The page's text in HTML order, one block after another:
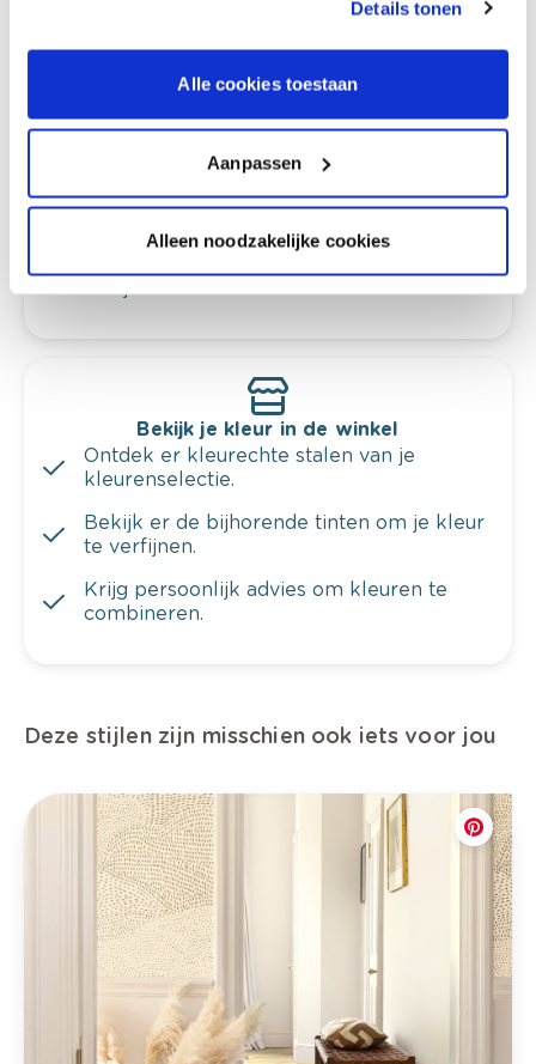
Details tonen
Alle cookies toestaan
Aanpassen
Alleen noodzakelijke cookies
Ga samen met de kleuradviseur door je
Krijg kleuradvies op basis van de lichtinval
Bekijk je kleur in de winkel
Ontdek er kleurechte stalen van je
kleurenselectie.
Bekijk er de bijhorende tinten om je kleur
te verfijnen.
Krijg persoonlijk advies om kleuren te
combineren.
Deze stijlen zijn misschien ook iets voor jou